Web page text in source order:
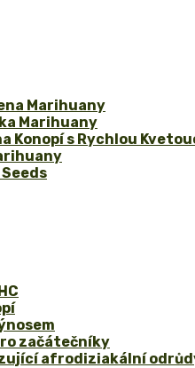
Marihuany
Marihuany
Konopí s Rychlou
začátečníky
afrodiziakální